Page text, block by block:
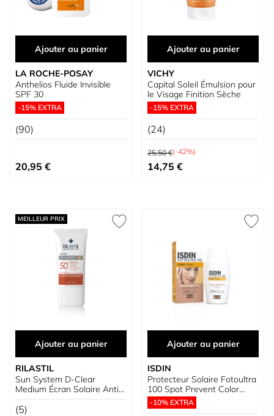
Ajouter au panier
LA ROCHE-POSAY
Anthelios Fluide Invisible
SPF 30
-15% EXTRA
(90)
20,95 €
Ajouter au panier
VICHY
Capital Soleil Émulsion pour
le Visage Finition Sèche
-15% EXTRA
(24)
Prix normal
25,50 €(-42%)
Prix spécial
14,75 €
MEILLEUR PRIX
Ajouter au panier
RILASTIL
Sun System D-Clear
Medium Écran Solaire Anti-
Taches SPF50+
(5)
Ajouter au panier
ISDIN
Protecteur Solaire Fotoultra
100 Spot Prevent Color
SPF50+
-10% EXTRA